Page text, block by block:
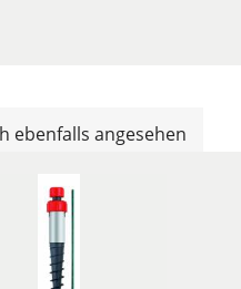
ebenfalls angesehen